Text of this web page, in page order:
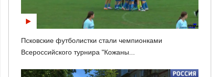
Псковские футболистки стали чемпионками
Всероссийского турнира "Кожаны...